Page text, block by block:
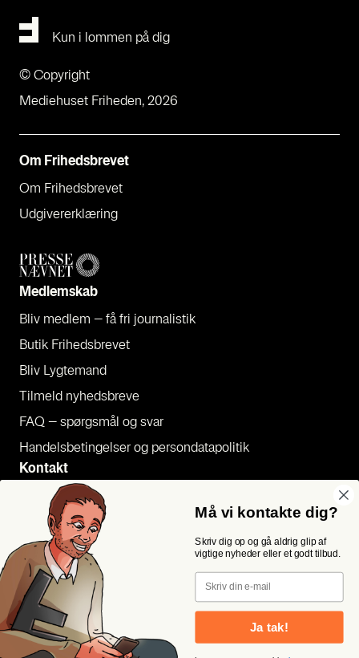
Om Fri­heds­bre­vet
Om Fri­heds­bre­vet
Udgi­ve­rer­klæ­ring
Med­lem­skab
Bliv med­lem – få fri jour­na­li­stik
Butik Fri­heds­bre­vet
Bliv Lyg­te­mand
Til­meld nyheds­bre­ve
FAQ – spørgs­mål og svar
Han­dels­be­tin­gel­ser og per­son­da­ta­po­li­tik
Kon­takt
Pres­se
Send et tip
Kon­takt os
Følg os
Kun i lommen på dig
Mediehuset Friheden, 2026
© Copyright
Må vi kontakte dig?
Skriv dig op og gå aldrig glip af
vigtige nyheder eller et godt tilbud.
Email
Ja tak!